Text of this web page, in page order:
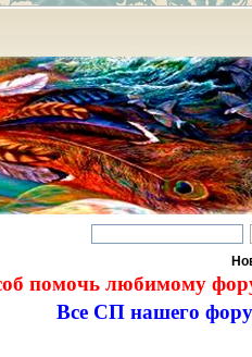
помочь любимому
Все СП нашего